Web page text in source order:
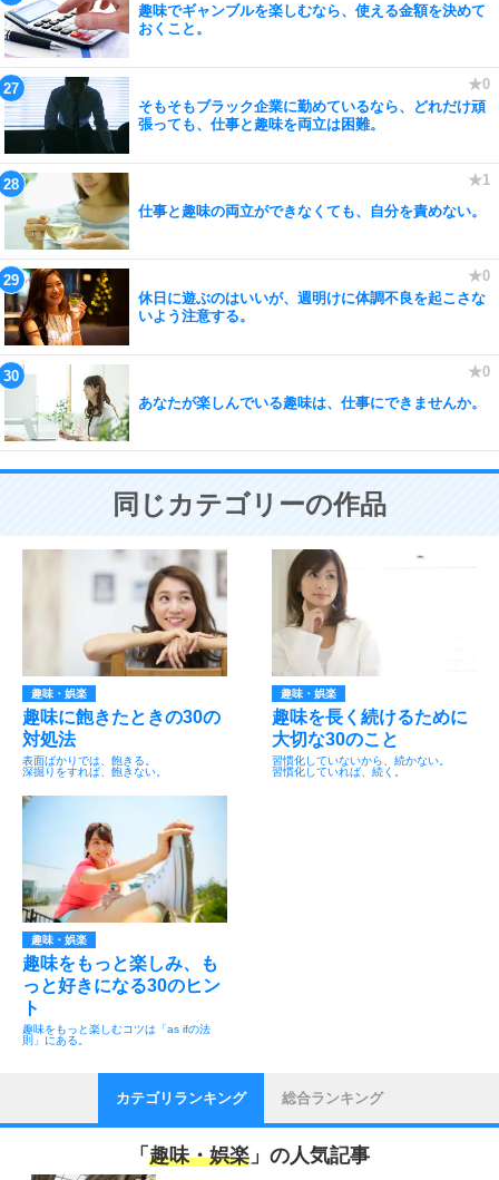
趣味でギャンブルを楽しむなら、使える金額を決めて
おくこと。
そもそもブラック企業に勤めているなら、どれだけ頑
張っても、仕事と趣味を両立は困難。
仕事と趣味の両立ができなくても、自分を責めない。
休日に遊ぶのはいいが、週明けに体調不良を起こさな
いよう注意する。
あなたが楽しんでいる趣味は、仕事にできませんか。
同じカテゴリーの作品
趣味・娯楽
趣味に飽きたときの30の
対処法
表面ばかりでは、飽きる。
深掘りをすれば、飽きない。
趣味・娯楽
趣味を長く続けるために
大切な30のこと
習慣化していないから、続かない。
習慣化していれば、続く。
趣味・娯楽
趣味をもっと楽しみ、も
っと好きになる30のヒン
ト
趣味をもっと楽しむコツは「as ifの法
則」にある。
カテゴリランキング 総合ランキング
「 趣味・娯楽 」の人気記事